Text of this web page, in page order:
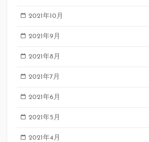
2021年10月
2021年9月
2021年8月
2021年7月
2021年6月
2021年5月
2021年4月